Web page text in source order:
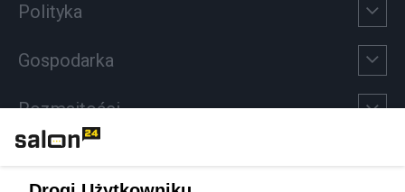
Polityka
Gospodarka
Rozmaitości